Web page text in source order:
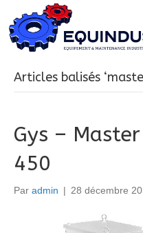
Articles balisés
Gys –
450
Par admin | 28 décembre